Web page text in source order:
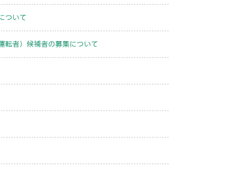
ついて
転者）候補者の募集について